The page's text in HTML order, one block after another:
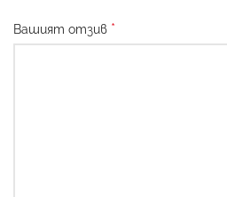
Вашият отзив *